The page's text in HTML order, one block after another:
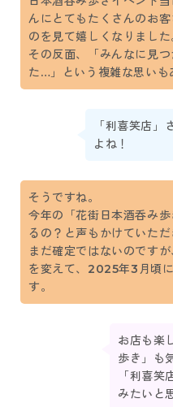
んにとてもたくさんのお
のを見て嬉しくなりました
その反面、「みんなに見
た…」という複雑な思いも
「利喜笑店
よね！
そうですね。
今年の「花街日本酒呑み
るの？と声もかけていただ
まだ確定ではないのです
を変えて、2025年3月頃
す。
お店も楽
歩き」も
「利喜
みたいと